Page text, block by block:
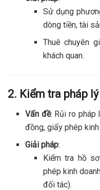
Sử dụng
dòng tiền, tài
Thuê chuyên
khách quan.
2. Kiểm tra pháp lý
Vấn đề: Rủi ro pháp
đồng, giấy phép kinh
Giải pháp:
Kiểm tra hồ
phép kinh
đối tác).